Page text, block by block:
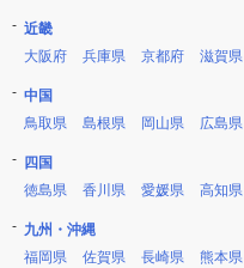
近畿
大阪府
兵庫県 京都府 滋賀県
中国
鳥取県
島根県 岡山県 広島県
四国
徳島県
香川県 愛媛県 高知県
九州・沖縄
福岡県
佐賀県 長崎県 熊本県